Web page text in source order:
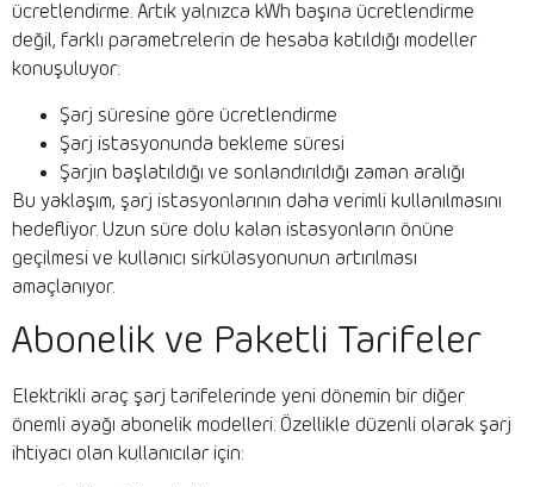
ücretlendirme. Artık yalnızca kWh başına ücretlendirme
değil, farklı parametrelerin de hesaba katıldığı modeller
konuşuluyor:
Şarj süresine göre ücretlendirme
Şarj istasyonunda bekleme süresi
Şarjın başlatıldığı ve sonlandırıldığı zaman aralığı
Bu yaklaşım, şarj istasyonlarının daha verimli kullanılmasını
hedefliyor. Uzun süre dolu kalan istasyonların önüne
geçilmesi ve kullanıcı sirkülasyonunun artırılması
amaçlanıyor.
Abonelik ve Paketli Tarifeler
Elektrikli araç şarj tarifelerinde yeni dönemin bir diğer
önemli ayağı abonelik modelleri. Özellikle düzenli olarak şarj
ihtiyacı olan kullanıcılar için: